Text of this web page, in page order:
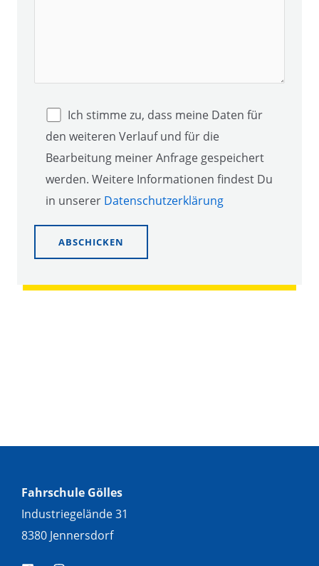
Ich stimme zu, dass meine Daten für
den weiteren Verlauf und für die
Bearbeitung meiner Anfrage gespeichert
werden. Weitere Informationen findest Du
in unserer Datenschutzerklärung
Fahrschule Gölles
Industriegelände 31
8380 Jennersdorf